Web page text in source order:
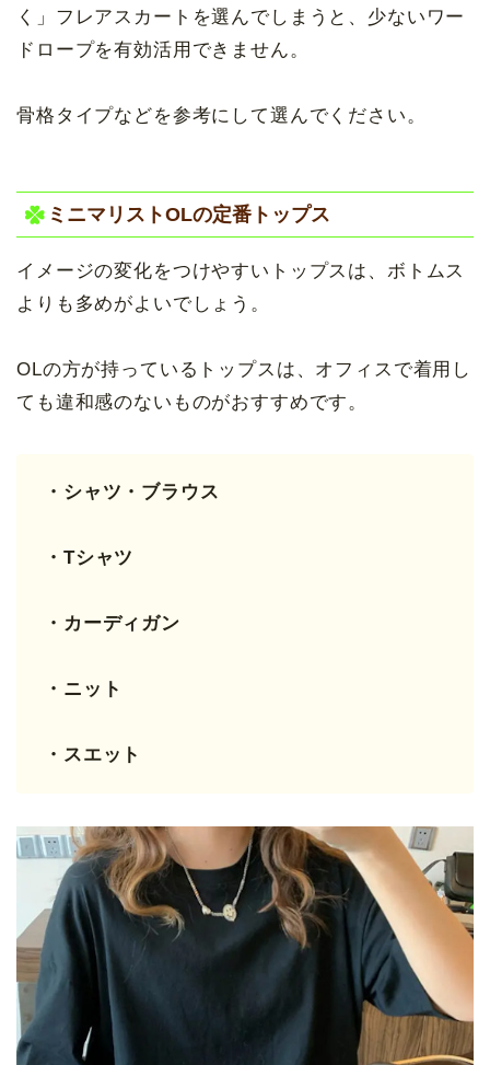
く」フレアスカートを選んでしまうと、少ないワー
ドロープを有効活用できません。
骨格タイプなどを参考にして選んでください。
ミニマリストOLの定番トップス
イメージの変化をつけやすいトップスは、ボトムス
よりも多めがよいでしょう。
OLの方が持っているトップスは、オフィスで着用し
ても違和感のないものがおすすめです。
・シャツ・ブラウス
・Tシャツ
・カーディガン
・ニット
・スエット